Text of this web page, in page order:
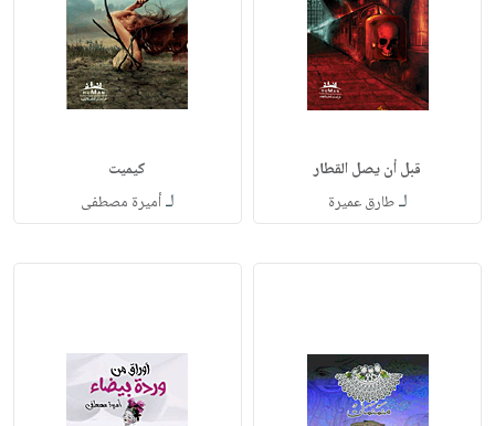
قبل أن يصل القطار
لـطارق عميرة
كيميت
لـأميرة مصطفى